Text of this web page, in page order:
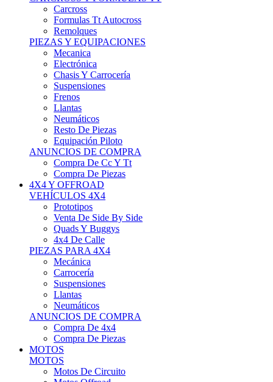
Carcross
Formulas Tt Autocross
Remolques
PIEZAS Y EQUIPACIONES
Mecanica
Electrónica
Chasis Y Carrocería
Suspensiones
Frenos
Llantas
Neumáticos
Resto De Piezas
Equipación Piloto
ANUNCIOS DE COMPRA
Compra De Cc Y Tt
Compra De Piezas
4X4 Y OFFROAD
VEHÍCULOS 4X4
Prototipos
Venta De Side By Side
Quads Y Buggys
4x4 De Calle
PIEZAS PARA 4X4
Mecánica
Carrocería
Suspensiones
Llantas
Neumáticos
ANUNCIOS DE COMPRA
Compra De 4x4
Compra De Piezas
MOTOS
MOTOS
Motos De Circuito